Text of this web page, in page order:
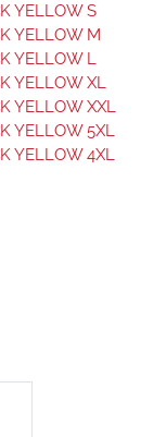
YELLOW S
YELLOW M
YELLOW L
YELLOW XL
YELLOW XXL
YELLOW 5XL
YELLOW 4XL